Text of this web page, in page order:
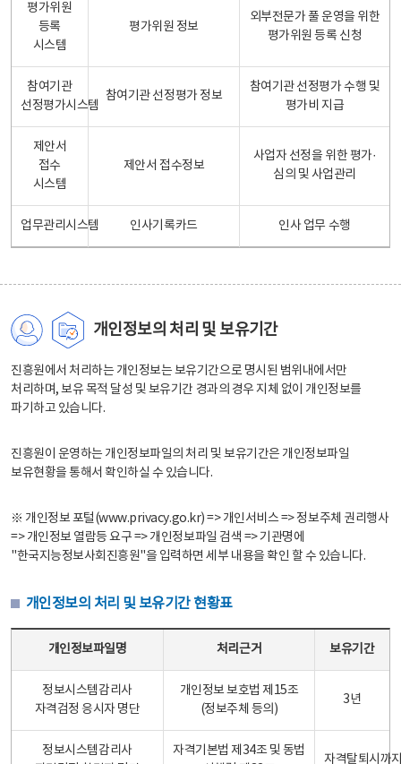
평가위원
등록
시스템
평가위원 정보
외부전문가 풀 운영을 위한
평가위원 등록 신청
참여기관
선정평가시스템
참여기관 선정평가 정보
참여기관 선정평가 수행 및
평가비 지급
제안서
접수
시스템
제안서 접수정보
사업자 선정을 위한 평가·
심의 및 사업관리
업무관리시스템 인사기록카드 인사 업무 수행
개인정보의 처리 및 보유기간
진흥원에서 처리하는 개인정보는 보유기간으로 명시된 범위내에서만
처리하며, 보유 목적 달성 및 보유기간 경과의 경우 지체 없이 개인정보를
파기하고 있습니다.
진흥원이 운영하는 개인정보파일의 처리 및 보유기간은 개인정보파일
보유현황을 통해서 확인하실 수 있습니다.
※ 개인정보 포털(www.privacy.go.kr) => 개인서비스 => 정보주체 권리행사
=> 개인정보 열람등 요구 => 개인정보파일 검색 => 기관명에
"한국지능정보사회진흥원"을 입력하면 세부 내용을 확인 할 수 있습니다.
개인정보의 처리 및 보유기간 현황표
개인정보파일명 처리근거 보유기간
정보시스템감리사
자격검정 응시자 명단
개인정보 보호법 제15조
(정보주체 등의)
3년
정보시스템감리사
자격기본법 제34조 및 동법
자격탈퇴시까